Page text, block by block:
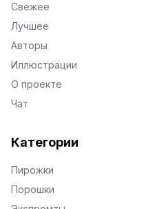
Свежее
Лучшее
Авторы
Иллюстрации
О проекте
Чат
Категории
Пирожки
Порошки